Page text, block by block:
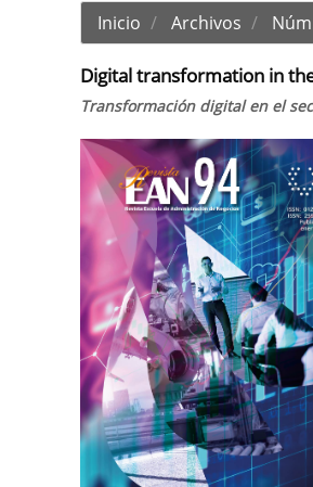
Inicio Archivos
Digital transformation in
Transformación digital en el
Barra
lateral
del
artículo